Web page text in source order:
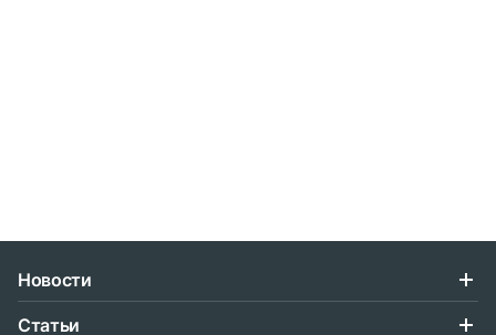
Новости
Статьи